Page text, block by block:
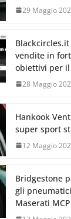
29 Maggio
vendite in
obiettivi per il
28 Maggio
Hankook
super sport
12 Maggio
Bridgestone
gli
Maserati